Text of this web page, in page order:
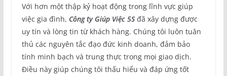
Với hơn một thập kỷ hoạt động trong lĩnh vực giúp
việc gia đình, Công ty Giúp Việc 5Sđã xây dựng được
uy tín và lòng tin từ khách hàng. Chúng tôi luôn tuân
thủ các nguyên tắc đạo đức kinh doanh, đảm bảo
tính minh bạch và trung thực trong mọi giao dịch.
Điều này giúp chúng tôi thấu hiểu và đáp ứng tốt